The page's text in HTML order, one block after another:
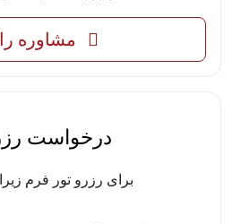
مشاوره
درخواست
برای رزرو تور فرم